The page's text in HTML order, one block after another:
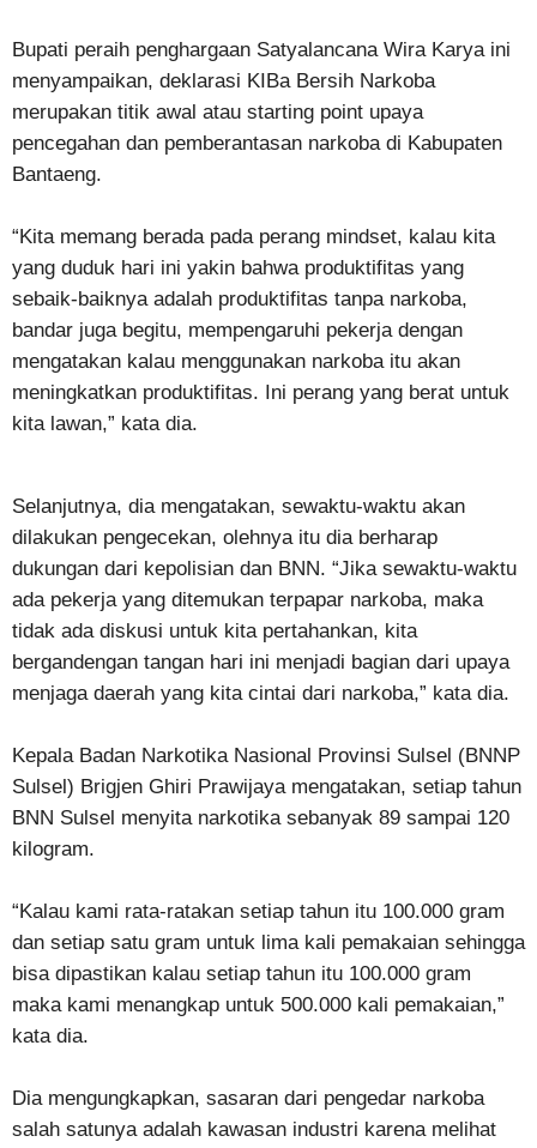
Bupati peraih penghargaan Satyalancana Wira Karya ini
menyampaikan, deklarasi KIBa Bersih Narkoba
merupakan titik awal atau starting point upaya
pencegahan dan pemberantasan narkoba di Kabupaten
Bantaeng.
“Kita memang berada pada perang mindset, kalau kita
yang duduk hari ini yakin bahwa produktifitas yang
sebaik-baiknya adalah produktifitas tanpa narkoba,
bandar juga begitu, mempengaruhi pekerja dengan
mengatakan kalau menggunakan narkoba itu akan
meningkatkan produktifitas. Ini perang yang berat untuk
kita lawan,” kata dia.
Selanjutnya, dia mengatakan, sewaktu-waktu akan
dilakukan pengecekan, olehnya itu dia berharap
dukungan dari kepolisian dan BNN. “Jika sewaktu-waktu
ada pekerja yang ditemukan terpapar narkoba, maka
tidak ada diskusi untuk kita pertahankan, kita
bergandengan tangan hari ini menjadi bagian dari upaya
menjaga daerah yang kita cintai dari narkoba,” kata dia.
Kepala Badan Narkotika Nasional Provinsi Sulsel (BNNP
Sulsel) Brigjen Ghiri Prawijaya mengatakan, setiap tahun
BNN Sulsel menyita narkotika sebanyak 89 sampai 120
kilogram.
“Kalau kami rata-ratakan setiap tahun itu 100.000 gram
dan setiap satu gram untuk lima kali pemakaian sehingga
bisa dipastikan kalau setiap tahun itu 100.000 gram
maka kami menangkap untuk 500.000 kali pemakaian,”
kata dia.
Dia mengungkapkan, sasaran dari pengedar narkoba
salah satunya adalah kawasan industri karena melihat